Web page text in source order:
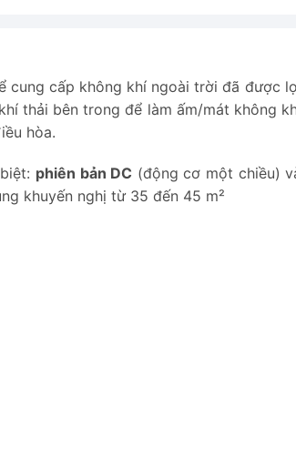
cấp không khí ngoài trời đã được
thải bên trong để làm ấm/mát không
hòa.
phiên bản DC (động cơ một chiều)
khuyến nghị từ 35 đến 45 m²